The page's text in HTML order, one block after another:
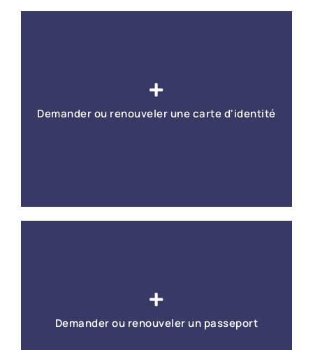
Demander ou renouveler une carte d'identité
ans.
Demander ou renouveler un passeport